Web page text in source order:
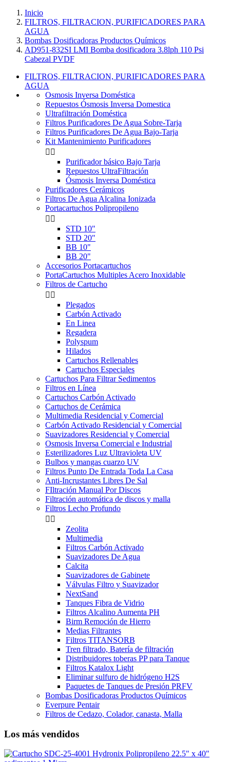
Inicio
FILTROS, FILTRACION, PURIFICADORES PARA
AGUA
Bombas Dosificadoras Productos Químicos
AD951-832SI LMI Bomba dosificadora 3.8lph 110 Psi
Cabezal PVDF
FILTROS, FILTRACION, PURIFICADORES PARA
AGUA
Osmosis Inversa Doméstica
Repuestos Ósmosis Inversa Domestica
Ultrafiltración Doméstica
Filtros Purificadores De Agua Sobre-Tarja
Filtros Purificadores De Agua Bajo-Tarja
Kit Mantenimiento Purificadores
 
Purificador básico Bajo Tarja
Repuestos UltraFiltración
Ósmosis Inversa Doméstica
Purificadores Cerámicos
Filtros De Agua Alcalina Ionizada
Portacartuchos Polipropileno
 
STD 10"
STD 20"
BB 10"
BB 20"
Accesorios Portacartuchos
PortaCartuchos Multiples Acero Inoxidable
Filtros de Cartucho
 
Plegados
Carbón Activado
En Linea
Regadera
Polyspum
Hilados
Cartuchos Rellenables
Cartuchos Especiales
Cartuchos Para Filtrar Sedimentos
Filtros en Línea
Cartuchos Carbón Activado
Cartuchos de Cerámica
Multimedia Residencial y Comercial
Carbón Activado Residencial y Comercial
Suavizadores Residencial y Comercial
Osmosis Inversa Comercial e Industrial
Esterilizadores Luz Ultravioleta UV
Bulbos y mangas cuarzo UV
Filtros Punto De Entrada Toda La Casa
Anti-Incrustantes Libres De Sal
FIltración Manual Por Discos
Filtración automática de discos y malla
Filtros Lecho Profundo
 
Zeolita
Multimedia
Filtros Carbón Activado
Suavizadores De Agua
Calcita
Suavizadores de Gabinete
Válvulas Filtro y Suavizador
NextSand
Tanques Fibra de Vidrio
Filtros Alcalino Aumenta PH
Birm Remoción de Hierro
Medias Filtrantes
Filtros TITANSORB
Tren filtrado, Batería de filtración
Distribuidores toberas PP para Tanque
Filtros Katalox Light
Eliminar sulfuro de hidrógeno H2S
Paquetes de Tanques de Presión PRFV
Bombas Dosificadoras Productos Químicos
Everpure Pentair
Filtros de Cedazo, Colador, canasta, Malla
Los más vendidos